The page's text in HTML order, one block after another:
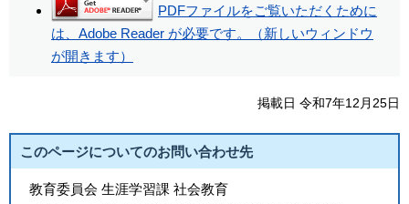
PDFファイルをご覧いただくために
は、Adobe Reader が必要です。（新しいウィンドウ
が開きます）
掲載日 令和7年12月25日
このページについてのお問い合わせ先
教育委員会 生涯学習課 社会教育